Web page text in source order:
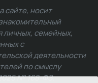
сайте, носит
личных, семейных,
с
деятельности
по смыслу
№ 168-ФЗ.